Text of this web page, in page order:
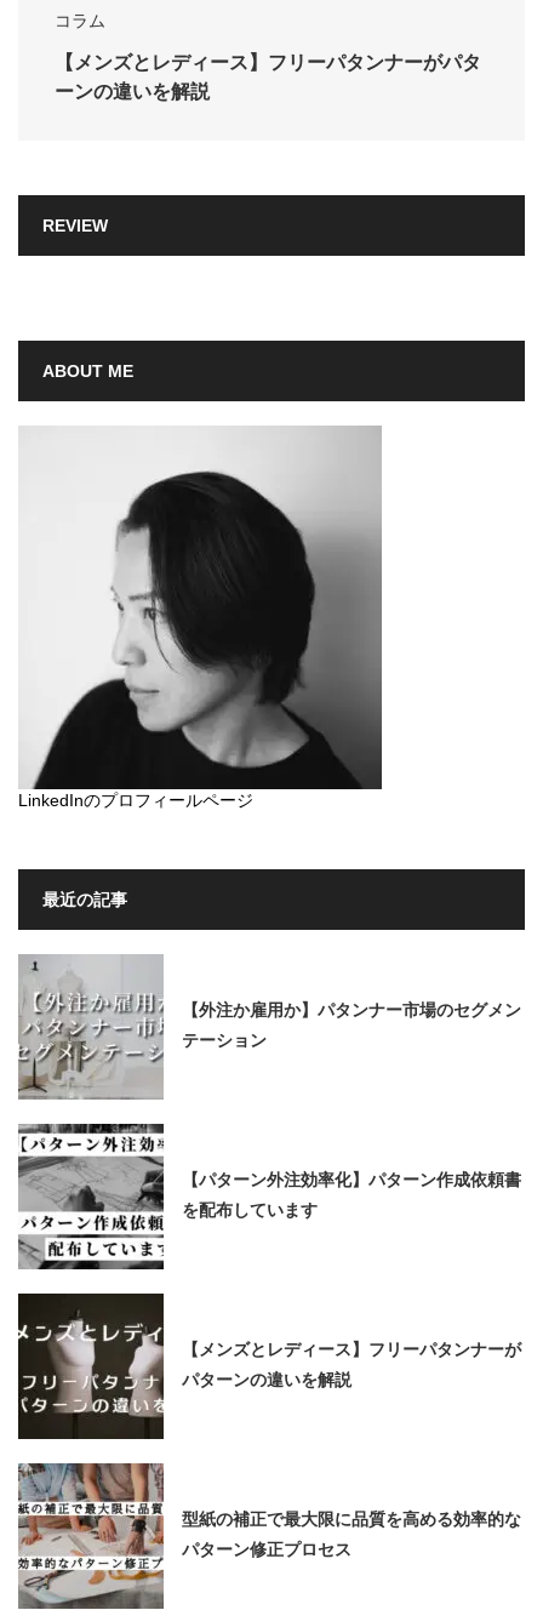
コラム
【メンズとレディース】フリーパタンナーがパタ
ーンの違いを解説
REVIEW
ABOUT ME
LinkedInのプロフィールページ
最近の記事
【外注か雇用か】パタンナー市場のセグメン
テーション
【パターン外注効率化】パターン作成依頼書
を配布しています
【メンズとレディース】フリーパタンナーが
パターンの違いを解説
型紙の補正で最大限に品質を高める効率的な
パターン修正プロセス